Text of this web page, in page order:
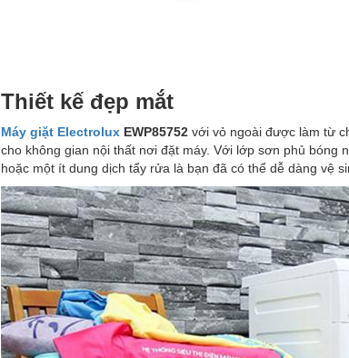
Thiết kế đẹp mắt
Máy giặt Electrolux EWP85752 với vỏ ngoài được làm từ
cho không gian nội thất nơi đặt máy. Với lớp sơn phủ bóng
hoặc một ít dung dịch tẩy rửa là bạn đã có thể dễ dàng vệ